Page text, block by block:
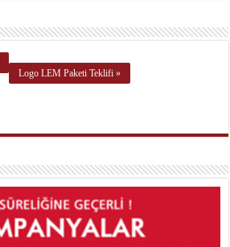
Logo LEM Paketi Teklifi »